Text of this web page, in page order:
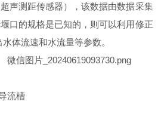
声测距传感器），该数据由数据采集
口的规格是已知的，则可以利用修正
体流速和水流量等参数。
流槽